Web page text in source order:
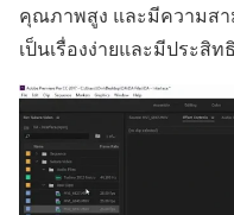
คุณภาพสูง และมีความสา
เป็นเรื่องง่ายและมีประสิท